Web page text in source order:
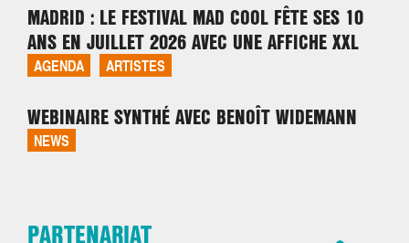
MADRID : LE FESTIVAL MAD COOL FÊTE SES 10
ANS EN JUILLET 2026 AVEC UNE AFFICHE XXL
AGENDA ARTISTES
WEBINAIRE SYNTHÉ AVEC BENOÎT WIDEMANN
NEWS
PARTENARIAT